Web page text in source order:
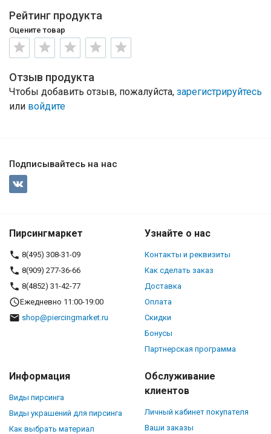
Рейтинг продукта
Оцените товар
Отзыв продукта
Чтобы добавить отзыв, пожалуйста, зарегистрируйтесь
или войдите
Подписывайтесь на нас
Пирсингмаркет
8(495) 308-31-09
8(909) 277-36-66
8(4852) 31-42-77
Ежедневно 11:00-19:00
shop@piercingmarket.ru
Узнайте о нас
Контакты и реквизиты
Как сделать заказ
Доставка
Оплата
Скидки
Бонусы
Партнерская программа
Информация
Виды пирсинга
Виды украшений для пирсинга
Как выбрать материал
Обслуживание
клиентов
Личный кабинет покупателя
Ваши заказы